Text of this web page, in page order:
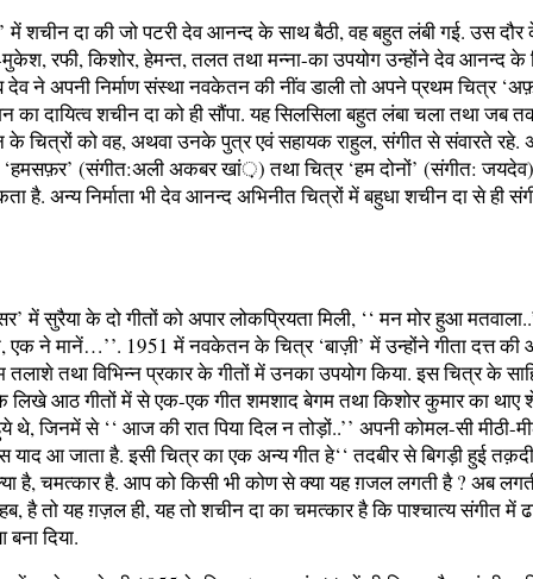
में शचीन दा की जो पटरी देव आनन्द के साथ बैठी, वह बहुत लंबी गई. उस
मुकेश, रफी, किशोर, हेमन्त, तलत तथा मन्ना-का उपयोग उन्होंने देव आनन्द के
ने अपनी निर्माण संस्था नवकेतन की नींव डाली तो अपने प्रथम चित्र
का दायित्व शचीन दा को ही सौंपा. यह सिलसिला बहुत लंबा चला तथा जब
चित्रों को वह, अथवा उनके पुत्र एवं सहायक राहुल, संगीत से संवारते रहे.
(संगीत:अली अकबर खां़) तथा चित्र ‘हम दोनों’ (संगीत:
है. अन्य निर्माता भी देव आनन्द अभिनीत चित्रों में बहुधा शचीन दा से ही
में सुरैया के दो गीतों को अपार लोकप्रियता मिली, ‘‘ मन मोर हुआ
एक ने मानें…’’. 1951 में नवकेतन के चित्र ‘बाज़ी’ में उन्होंने गीता दत्त
तलाशे तथा विभिन्न प्रकार के गीतों में उनका उपयोग किया. इस चित्र के
लिखे आठ गीतों में से एक-एक गीत शमशाद बेगम तथा किशोर कुमार का थाए
थे, जिनमें से ‘‘ आज की रात पिया दिल न तोड़ों..’’ अपनी कोमल-सी मीठी-
याद आ जाता है. इसी चित्र का एक अन्य गीत हे‘‘ तदबीर से बिगड़ी हुई
है, चमत्कार है. आप को किसी भी कोण से क्या यह ग़जल लगती है ? अब
है तो यह ग़ज़ल ही, यह तो शचीन दा का चमत्कार है कि पाश्चात्य संगीत में
दिया.